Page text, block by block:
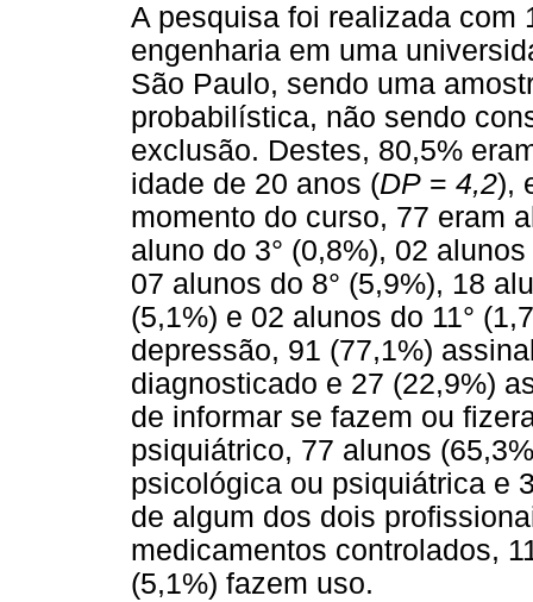
A pesquisa foi realizada com
engenharia em uma
São Paulo, sendo uma
probabilística, não sendo
exclusão. Destes, 80,5%
idade de 20 anos (DP = 4,2),
momento do curso, 77 eram
aluno do 3° (0,8%), 02
07 alunos do 8° (5,9%), 18
(5,1%) e 02 alunos do 11°
depressão, 91 (77,1%)
diagnosticado e 27 (22,9%)
de informar se fazem ou
psiquiátrico, 77 alunos
psicológica ou psiquiátrica e
de algum dos dois
medicamentos controlados,
(5,1%) fazem uso.